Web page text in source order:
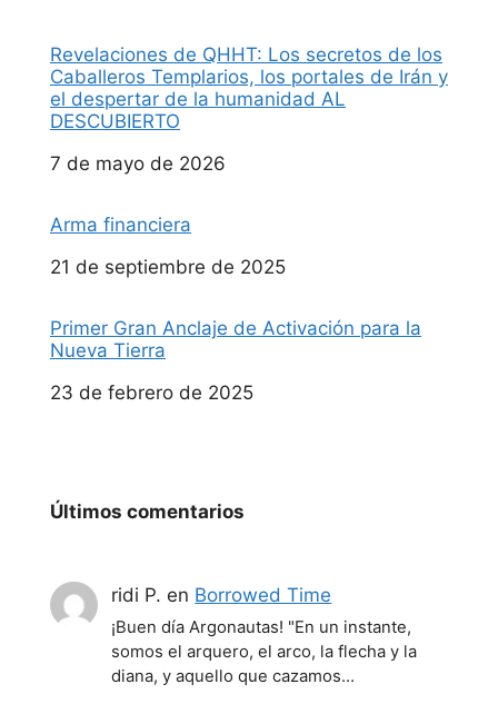
Revelaciones de QHHT: Los secretos de los
Caballeros Templarios, los portales de Irán y
el despertar de la humanidad AL
DESCUBIERTO
Fecha
7 de mayo de 2026
Arma financiera
Fecha
21 de septiembre de 2025
Primer Gran Anclaje de Activación para la
Nueva Tierra
Fecha
23 de febrero de 2025
Últimos comentarios
ridi P. en Borrowed Time
¡Buen día Argonautas! "En un instante,
somos el arquero, el arco, la flecha y la
diana, y aquello que cazamos…